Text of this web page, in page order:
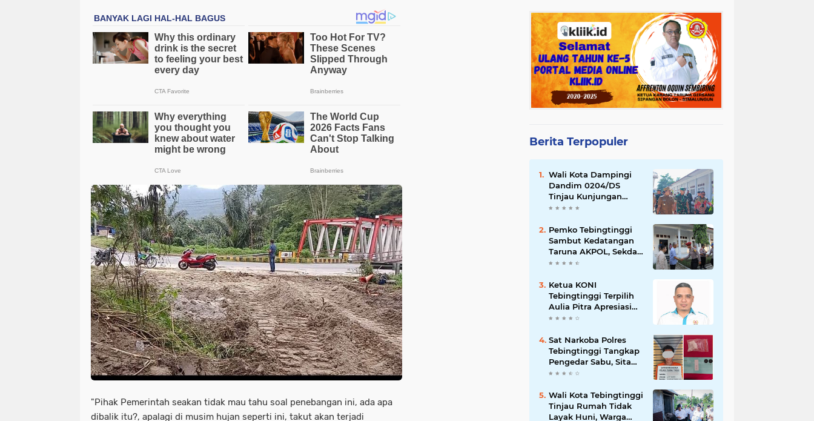
"Pihak Pemerintah seakan tidak mau tahu soal penebangan ini, ada apa
dibalik itu?, apalagi di musim hujan seperti ini, takut akan terjadi
Berita Terpopuler
Wali Kota Dampingi
Dandim 0204/DS
Tinjau Kunjungan
Taruna AKPOL di
Tebingtinggi
Pemko Tebingtinggi
Sambut Kedatangan
Taruna AKPOL, Sekda:
Jadikan Momen
Ketua KONI
Tebingtinggi Terpilih
Aulia Pitra Apresiasi
Dukungan Cabor dan
Menuju PORPROVSU
2026
Sat Narkoba Polres
Tebingtinggi Tangkap
Pengedar Sabu, Sita
9,56 Gram Sabu
Wali Kota Tebingtinggi
Tinjau Rumah Tidak
Layak Huni, Warga